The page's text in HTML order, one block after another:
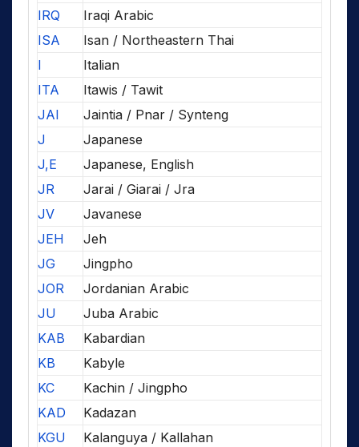
IRQ
Iraqi Arabic
ISA
Isan / Northeastern Thai
I
Italian
ITA
Itawis / Tawit
JAI
Jaintia / Pnar / Synteng
J
Japanese
J,E
Japanese, English
JR
Jarai / Giarai / Jra
JV
Javanese
JEH
Jeh
JG
Jingpho
JOR
Jordanian Arabic
JU
Juba Arabic
KAB
Kabardian
KB
Kabyle
KC
Kachin / Jingpho
KAD
Kadazan
KGU
Kalanguya / Kallahan